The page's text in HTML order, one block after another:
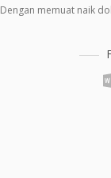
Dengan memuat naik